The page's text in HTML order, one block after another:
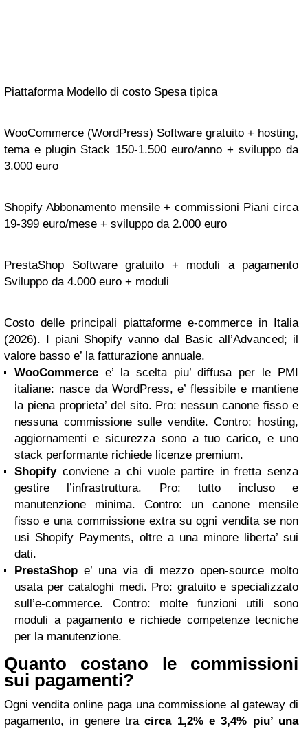
Piattaforma Modello di costo Spesa tipica
WooCommerce (WordPress) Software gratuito + hosting,
tema e plugin Stack 150-1.500 euro/anno + sviluppo da
3.000 euro
Shopify Abbonamento mensile + commissioni Piani circa
19-399 euro/mese + sviluppo da 2.000 euro
PrestaShop Software gratuito + moduli a pagamento
Sviluppo da 4.000 euro + moduli
Costo delle principali piattaforme e-commerce in Italia
(2026). I piani Shopify vanno dal Basic all’Advanced; il
valore basso e’ la fatturazione annuale.
WooCommerce e’ la scelta piu’ diffusa per le PMI
italiane: nasce da WordPress, e’ flessibile e mantiene
la piena proprieta’ del sito. Pro: nessun canone fisso e
nessuna commissione sulle vendite. Contro: hosting,
aggiornamenti e sicurezza sono a tuo carico, e uno
stack performante richiede licenze premium.
Shopifyconviene a chi vuole partire in fretta senza
gestire l’infrastruttura. Pro: tutto incluso e
manutenzione minima. Contro: un canone mensile
fisso e una commissione extra su ogni vendita se non
usi Shopify Payments, oltre a una minore liberta’ sui
dati.
PrestaShop e’ una via di mezzo open-source molto
usata per cataloghi medi. Pro: gratuito e specializzato
sull’e-commerce. Contro: molte funzioni utili sono
moduli a pagamento e richiede competenze tecniche
per la manutenzione.
Quanto costano le commissioni
sui pagamenti?
Ogni vendita online paga una commissione al gateway di
pagamento, in genere tracirca 1,2% e 3,4% piu’ una